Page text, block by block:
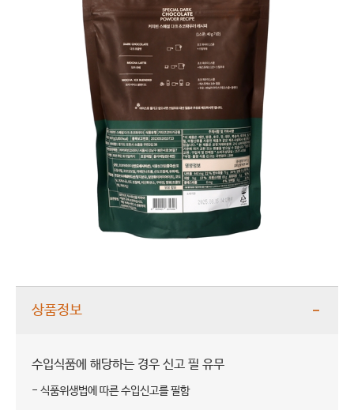
상품정보
수입식품에 해당하는 경우 신고 필 유무
- 식품위생법에 따른 수입신고를 필함